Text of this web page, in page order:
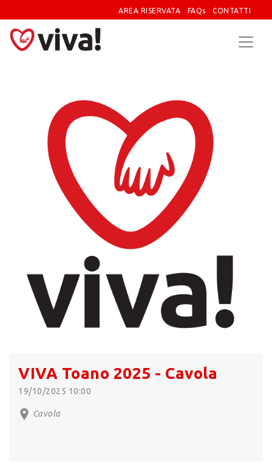
AREA RISERVATA FAQs CONTATTI
VIVA Toano 2025 - Cavola
19/10/2025 10:00
Cavola